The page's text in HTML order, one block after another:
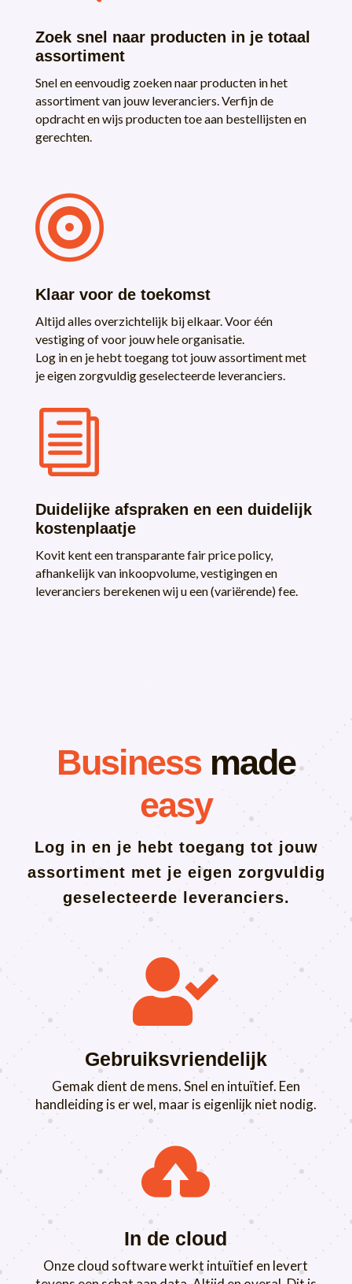
Zoek snel naar producten in je totaal
assortiment
Snel en eenvoudig zoeken naar producten in het
assortiment van jouw leveranciers. Verfijn de
opdracht en wijs producten toe aan bestellijsten en
gerechten.

Klaar voor de toekomst
Altijd alles overzichtelijk bij elkaar. Voor één
vestiging of voor jouw hele organisatie.
Log in en je hebt toegang tot jouw assortiment met
je eigen zorgvuldig geselecteerde leveranciers.
i
Duidelijke afspraken en een duidelijk
kostenplaatje
Kovit kent een transparante fair price policy,
afhankelijk van inkoopvolume, vestigingen en
leveranciers berekenen wij u een (variërende) fee.
Businessmade
easy
Log in en je hebt toegang tot jouw
assortiment met je eigen zorgvuldig
geselecteerde leveranciers.

Gebruiksvriendelijk
Gemak dient de mens. Snel en intuïtief. Een
handleiding is er wel, maar is eigenlijk niet nodig.

In de cloud
Onze cloud software werkt intuïtief en levert